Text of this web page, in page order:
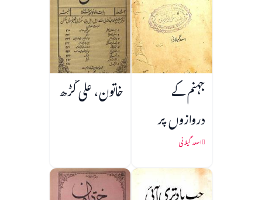
جہنم کے
دروازوں پر
اسعد گیلانی
خاتون، علی گڑھ